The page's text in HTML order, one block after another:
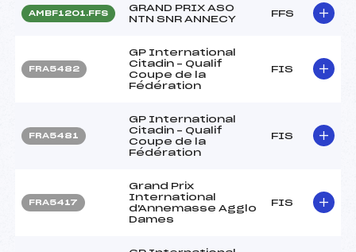
AMBF1201.FFS
GRAND PRIX ASO
NTN SNR ANNECY
FFS
FRA5482
GP International
Citadin – Qualif
Coupe de la
Fédération
FIS
FRA5481
GP International
Citadin – Qualif
Coupe de la
Fédération
FIS
FRA5417
Grand Prix
International
d'Annemasse Agglo
Dames
FIS